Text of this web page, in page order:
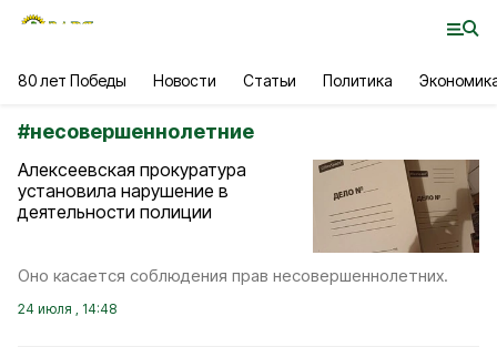
80 лет Победы Новости Статьи Политика
#несовершеннолетние
Алексеевская прокуратура
установила нарушение в
деятельности полиции
Оно касается соблюдения прав несовершеннолетних.
24 июля , 14:48